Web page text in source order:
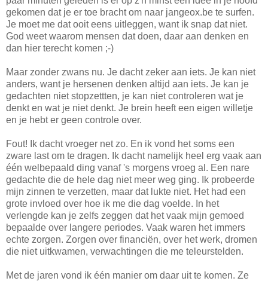
gekomen dat je er toe bracht om naar jangeox.be te surfen.
Je moet me dat ooit eens uitleggen, want ik snap dat niet.
God weet waarom mensen dat doen, daar aan denken en
dan hier terecht komen ;-)
Maar zonder zwans nu. Je dacht zeker aan iets. Je kan niet
anders, want je hersenen denken altijd aan iets. Je kan je
gedachten niet stopzettten, je kan niet controleren wat je
denkt en wat je niet denkt. Je brein heeft een eigen willetje
en je hebt er geen controle over.
Fout! Ik dacht vroeger net zo. En ik vond het soms een
zware last om te dragen. Ik dacht namelijk heel erg vaak aan
één welbepaald ding vanaf 's morgens vroeg al. Een nare
gedachte die de hele dag niet meer weg ging. Ik probeerde
mijn zinnen te verzetten, maar dat lukte niet. Het had een
grote invloed over hoe ik me die dag voelde. In het
verlengde kan je zelfs zeggen dat het vaak mijn gemoed
bepaalde over langere periodes. Vaak waren het immers
echte zorgen. Zorgen over financiën, over het werk, dromen
die niet uitkwamen, verwachtingen die me teleurstelden.
Met de jaren vond ik één manier om daar uit te komen. Ze